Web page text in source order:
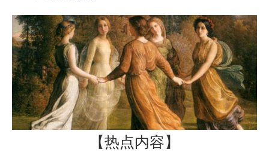
【热点内容】